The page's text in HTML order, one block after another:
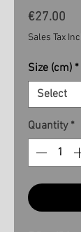
€27.00
Sales Tax
Size (cm) *
Quantity *